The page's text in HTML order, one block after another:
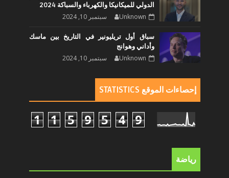
الدولي للميكانيكا والكهرباء والسباكة 2024
Unknown سبتمبر 10, 2024
سباق أول تريليونير في التاريخ بين ماسك
وأداني وهوانج
Unknown سبتمبر 10, 2024
إحصاءات الموقع STATISTICS
1 1 5 9 5 4 9
رياضة